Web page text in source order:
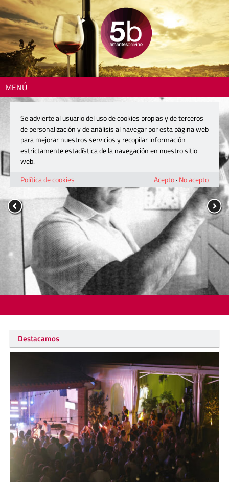
MENÚ
Destacamos
Se advierte al usuario del uso de cookies propias y de terceros
de personalización y de análisis al navegar por esta página web
para mejorar nuestros servicios y recopilar información
estrictamente estadística de la navegación en nuestro sitio
web.
Política de cookies
Acepto· No acepto